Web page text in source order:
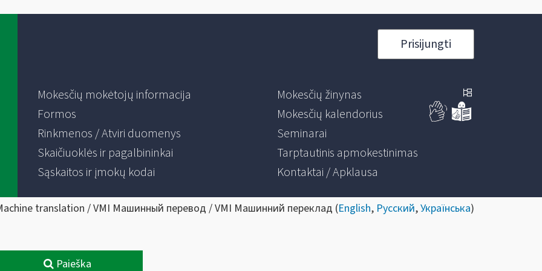
Prisijungti
Mokesčių mokėtojų informacija
Formos
Rinkmenos / Atviri duomenys
Skaičiuoklės ir pagalbininkai
Sąskaitos ir įmokų kodai
Mokesčių žinynas
Mokesčių kalendorius
Seminarai
Tarptautinis apmokestinimas
Kontaktai / Apklausa
translation / VMI Машинный перевод / VMI Машинний переклад (English, Русский,Українська)
Paieška